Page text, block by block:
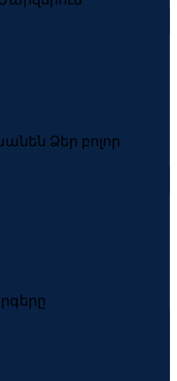
Ձեր բոլոր